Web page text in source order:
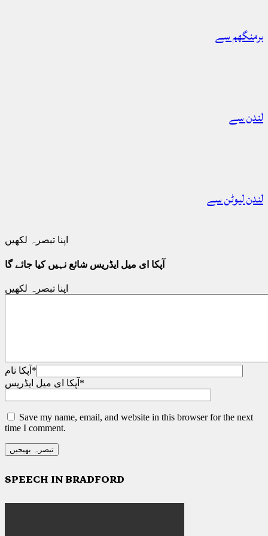
برمنگھم سے
لندن سے
لندن لیوٹن سے
اپنا تبصرہ لکھیں
آپکا ای میل ایڈریس شائع نہیں کیا جائے گا
اپنا تبصرہ لکھیں
آپکا نام *
آپکا ای میل ایڈریس *
Save my name, email, and website in this browser for the next
time I comment.
SPEECH IN BRADFORD